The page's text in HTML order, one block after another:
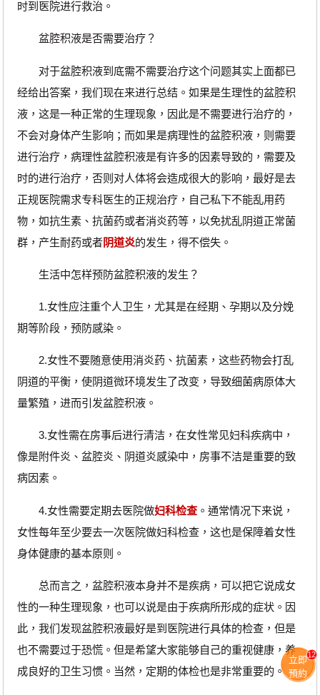
时到医院进行救治。
盆腔积液是否需要治疗？
对于盆腔积液到底需不需要治疗这个问题其实上面都已
经给出答案，我们现在来进行总结。如果是生理性的盆腔积
液，这是一种正常的生理现象，因此是不需要进行治疗的，
不会对身体产生影响；而如果是病理性的盆腔积液，则需要
进行治疗，病理性盆腔积液是有许多的因素导致的，需要及
时的进行治疗，否则对人体将会造成很大的影响，最好是去
正规医院需求专科医生的正规治疗，自己私下不能乱用药
物，如抗生素、抗菌药或者消炎药等，以免扰乱阴道正常菌
群，产生耐药或者阴道炎的发生，得不偿失。
生活中怎样预防盆腔积液的发生？
1.女性应注重个人卫生，尤其是在经期、孕期以及分娩
期等阶段，预防感染。
2.女性不要随意使用消炎药、抗菌素，这些药物会打乱
阴道的平衡，使阴道微环境发生了改变，导致细菌病原体大
量繁殖，进而引发盆腔积液。
3.女性需在房事后进行清洁，在女性常见妇科疾病中，
像是附件炎、盆腔炎、阴道炎感染中，房事不洁是重要的致
病因素。
4.女性需要定期去医院做妇科检查 。通常情况下来说，
女性每年至少要去一次医院做妇科检查，这也是保障着女性
身体健康的基本原则。
总而言之，盆腔积液本身并不是疾病，可以把它说成女
性的一种生理现象，也可以说是由于疾病所形成的症状。因
此，我们发现盆腔积液最好是到医院进行具体的检查，但是
也不需要过于恐慌。但是希望大家能够自己的重视健康，养
成良好的卫生习惯。当然，定期的体检也是非常重要的。
立即
預約
12